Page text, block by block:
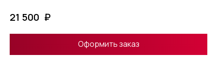
21 500 ₽
Оформить заказ